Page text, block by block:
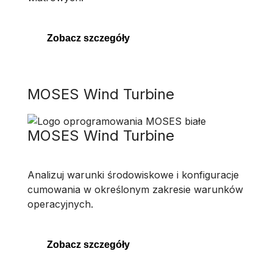
Zobacz szczegóły
MOSES Wind Turbine
MOSES Wind Turbine
Analizuj warunki środowiskowe i konfiguracje
cumowania w określonym zakresie warunków
operacyjnych.
Zobacz szczegóły